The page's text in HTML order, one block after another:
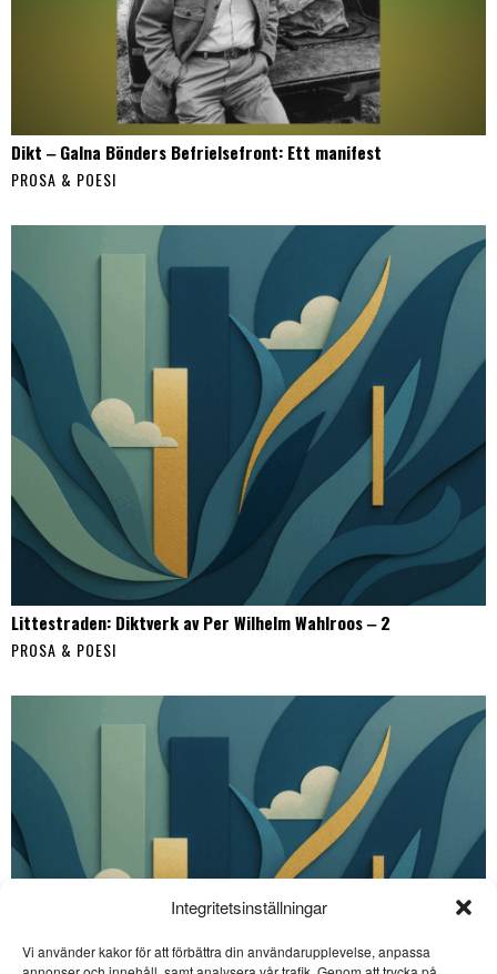
Integritetsinställningar
Vi använder kakor för att förbättra din användarupplevelse, anpassa
Dikt ‒ Galna Bönders Befrielsefront: Ett manifest
PROSA & POESI
Littestraden: Diktverk av Per Wilhelm Wahlroos ‒ 2
PROSA & POESI